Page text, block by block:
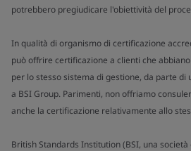
potrebbero pregiudicare l'obiettività del
In qualità di organismo di certificazione
può offrire certificazione a clienti che
per lo stesso sistema di gestione, da parte
a BSI Group. Parimenti, non offriamo
anche la certificazione relativamente allo
British Standards Institution (BSI, una